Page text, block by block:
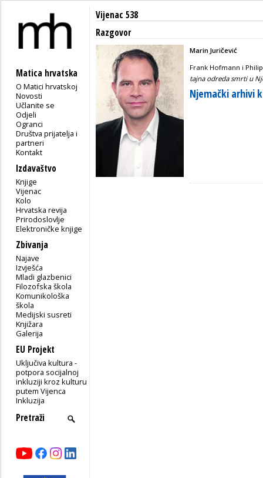
Matica hrvatska
O Matici hrvatskoj
Novosti
Učlanite se
Odjeli
Ogranci
Društva prijatelja i
partneri
Kontakt
Izdavaštvo
Knjige
Vijenac
Kolo
Hrvatska revija
Prirodoslovlje
Elektroničke knjige
Zbivanja
Najave
Izvješća
Mladi glazbenici
Filozofska škola
Komunikološka
škola
Medijski susreti
Knjižara
Galerija
EU Projekt
Uključiva kultura -
potpora socijalnoj
inkluziji kroz kulturu
putem Vijenca
Inkluzija
Vijenac 538
Razgovor
Marin Juričević
Frank Hofmann i
tajna odreda smrti u
Njemački arhivi